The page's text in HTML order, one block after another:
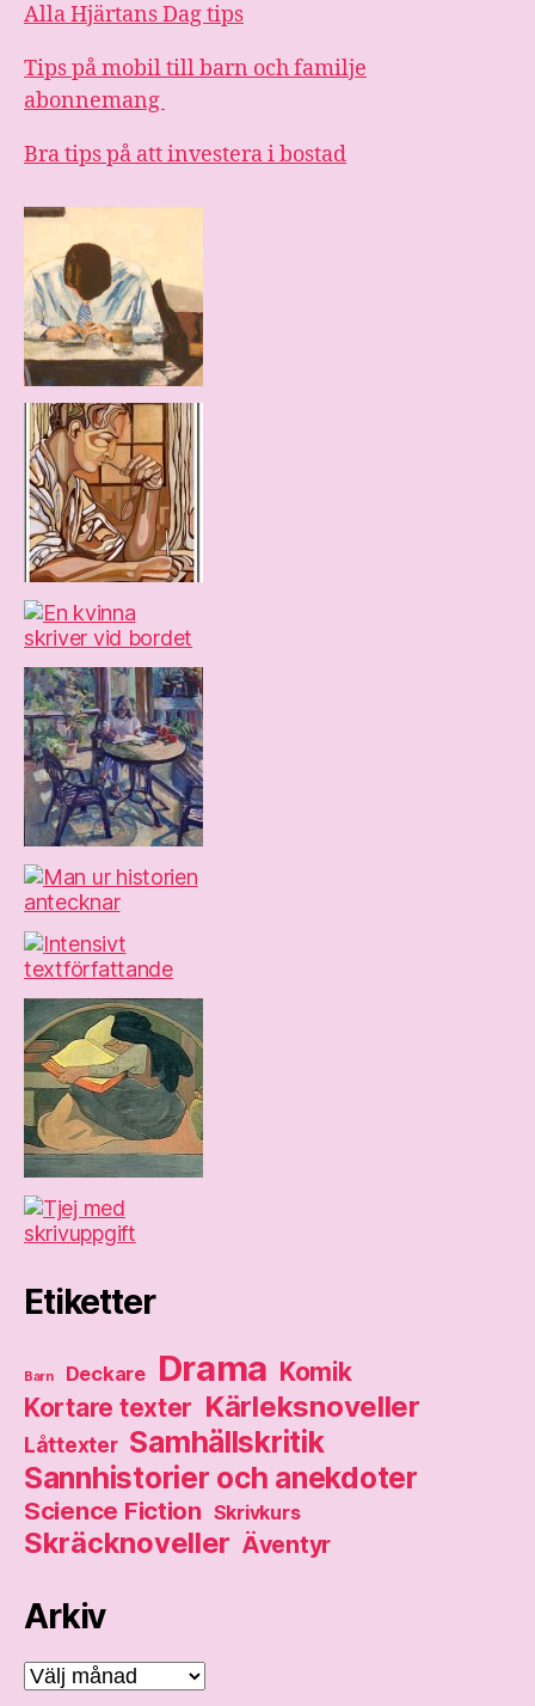
Alla Hjärtans Dag tips
Tips på mobil till barn och familje
abonnemang
Bra tips på att investera i bostad
Etiketter
Barn Deckare Drama Komik
Kortare texter Kärleksnoveller
Låttexter Samhällskritik
Sannhistorier och anekdoter
Science Fiction Skrivkurs
Skräcknoveller Äventyr
Arkiv
Arkiv